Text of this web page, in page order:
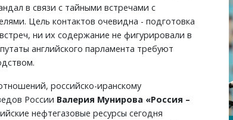
в связи с тайными встречами с
Цель контактов очевидна - подготовка
ни их содержание не фигурировали в
английского парламента требуют
российско-иранскому
России Валерия Мунирова «Россия –
нефтегазовые ресурсы сегодня